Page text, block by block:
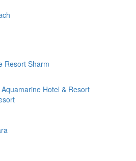
Resort Sharm
Hotel & Resort